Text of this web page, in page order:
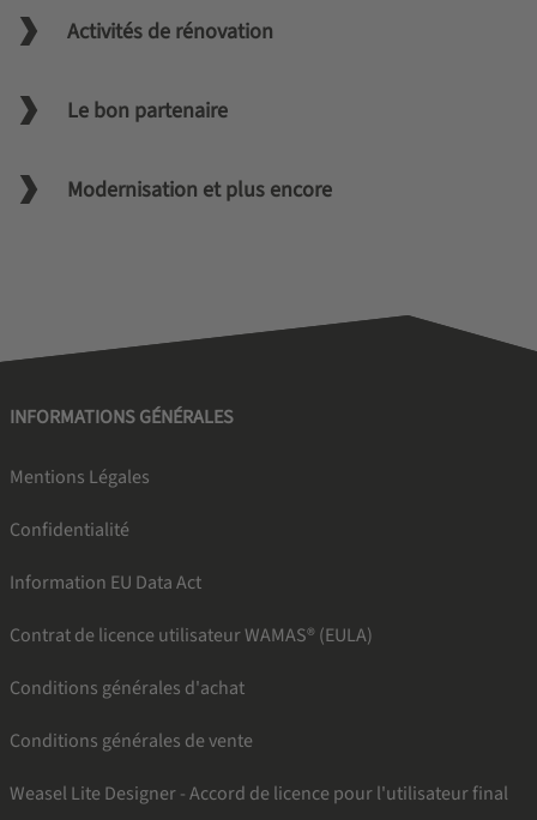
Activités de rénovation
Le bon partenaire
Modernisation et plus encore
INFORMATIONS GÉNÉRALES
Mentions Légales
Confidentialité
Information EU Data Act
Contrat de licence utilisateur WAMAS® (EULA)
Conditions générales d'achat
Conditions générales de vente
Weasel Lite Designer - Accord de licence pour l'utilisateur final